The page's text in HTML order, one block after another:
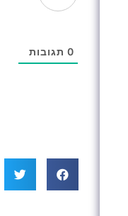
0 תגובות